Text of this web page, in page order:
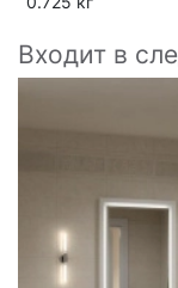
Входит в